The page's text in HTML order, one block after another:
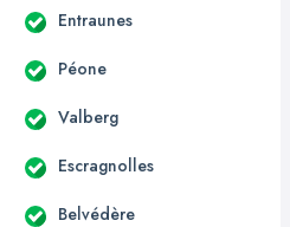
Entraunes
Péone
Valberg
Escragnolles
Belvédère